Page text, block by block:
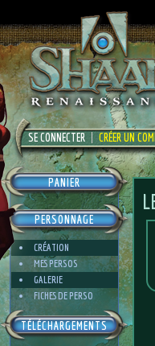
SE CONNECTER CRÉER UN
PANIER
PERSONNAGE
CRÉATION
MES PERSOS
GALERIE
FICHES DE PERSO
TÉLÉCHARGEMENTS